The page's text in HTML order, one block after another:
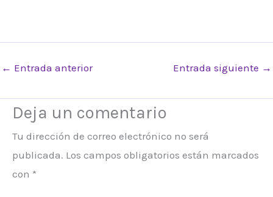
← Entrada anterior Entrada siguiente →
Deja un comentario
Tu dirección de correo electrónico no será
publicada. Los campos obligatorios están marcados
con *